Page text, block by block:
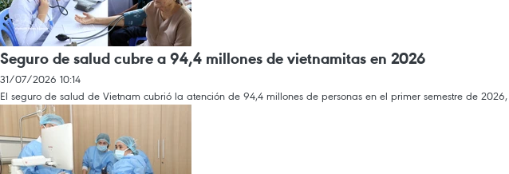
Seguro de salud cubre a 94,4 millones de vietnamitas en 2026
31/07/2026 10:14
El seguro de salud de Vietnam cubrió la atención de 94,4 millones de personas en el primer semestre de